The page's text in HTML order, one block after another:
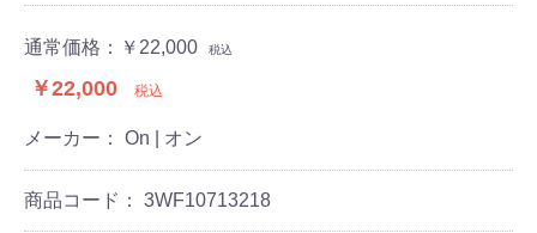
通常価格： ￥22,000 税込
￥22,000 税込
メーカー： On | オン
商品コード： 3WF10713218